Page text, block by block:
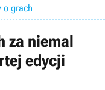
o grach
za niemal
edycji